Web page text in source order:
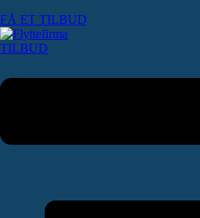
FÅ ET TILBUD
TILBUD